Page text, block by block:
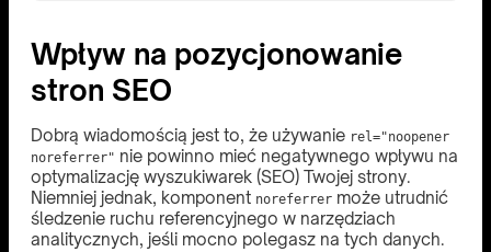
Wpływ na pozycjonowanie
stron SEO
Dobrą wiadomością jest to, że używanie rel="noopener
noreferrer" nie powinno mieć negatywnego wpływu na
optymalizację wyszukiwarek (SEO) Twojej strony.
Niemniej jednak, komponent noreferrer może utrudnić
śledzenie ruchu referencyjnego w narzędziach
analitycznych, jeśli mocno polegasz na tych danych.